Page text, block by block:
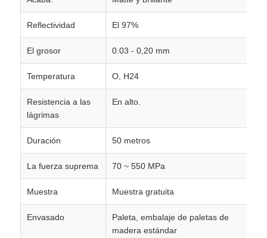
papel laminado de aluminio
Paneles de panal de aluminio
Panal de aluminio
Reflectividad El 97%
El grosor 0.03 - 0,20 mm
Temperatura O, H24
Resistencia a las
lágrimas
En alto.
Duración 50 metros
La fuerza suprema 70 ~ 550 MPa
Muestra Muestra gratuita
Envasado
Paleta, embalaje de paletas de
madera estándar